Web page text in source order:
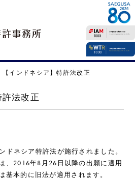
【インドネシア】特許法改正
許法改正
ドネシア特許法が施行されました。
、2016年8月26日以降の出願に適用
基本的に旧法が適用されます。